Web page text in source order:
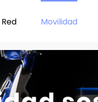
Red Movilidad